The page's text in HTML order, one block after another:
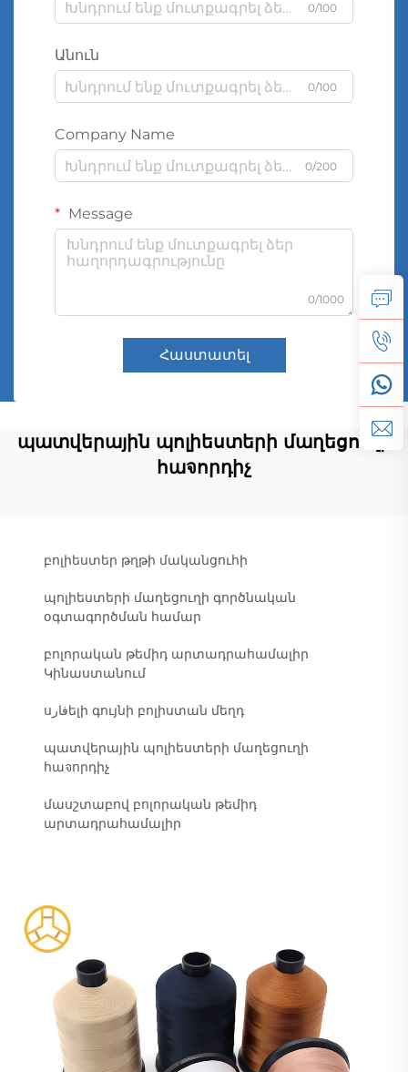
0/100
Անուն
0/100
Company Name
0/200
Message
0/1000
Հաստատել
պատվերային պոլիեստերի մաղեցուղի
հաจորդիչ
բոլիեստեր թղթի մականցուհի
պոլիեստերի մաղեցուղի գործնական
օգտագործման համար
բոլորական թեմիդ արտադրահամալիր
Կինաստանում
սفارելի գույնի բոլիստան մեղդ
պատվերային պոլիեստերի մաղեցուղի
հաจորդիչ
մասշտաբով բոլորական թեմիդ
արտադրահամալիր